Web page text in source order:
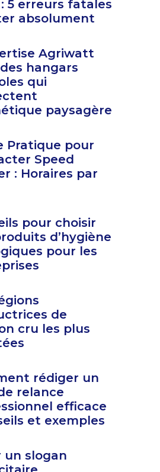
5 erreurs fatales
absolument
Agriwatt
hangars
qui
paysagère
Pratique pour
Speed
: Horaires par
pour choisir
d’hygiène
pour les
de
cru les plus
rédiger un
relance
efficace
et exemples
un slogan